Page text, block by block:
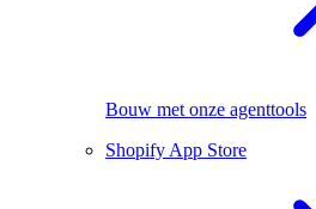
Bouw met onze agenttools
Shopify App Store